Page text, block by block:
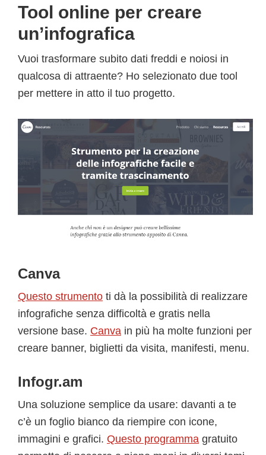
Tool online per creare
un’infografica
Vuoi trasformare subito dati freddi e noiosi in
qualcosa di attraente? Ho selezionato due tool
per mettere in atto il tuo progetto.
Canva
Questo strumento ti dà la possibilità di realizzare
infografiche senza difficoltà e gratis nella
versione base. Canva in più ha molte funzioni per
creare banner, biglietti da visita, manifesti, menu.
Infogr.am
Una soluzione semplice da usare: davanti a te
c’è un foglio bianco da riempire con icone,
immagini e grafici. Questo programma gratuito